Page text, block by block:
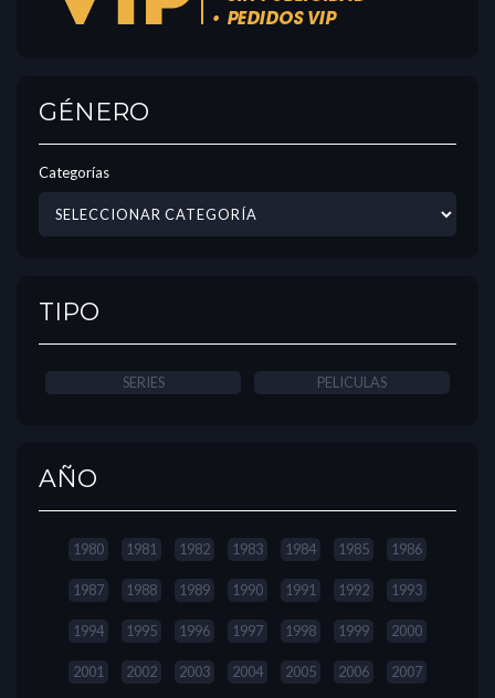
GÉNERO
Categorías
TIPO
SERIES PELICULAS
AÑO
1980 1981 1982 1983 1984 1985 1986
1987 1988 1989 1990 1991 1992 1993
1994 1995 1996 1997 1998 1999 2000
2001 2002 2003 2004 2005 2006 2007